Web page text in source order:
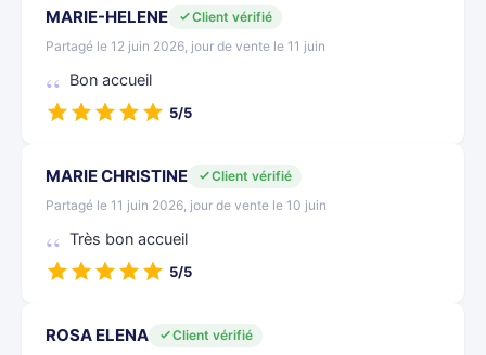
MARIE-HELENE
Client vérifié
Partagé le 12 juin 2026, jour de vente le 11 juin
Bon accueil
5/5
MARIE CHRISTINE
Client vérifié
Partagé le 11 juin 2026, jour de vente le 10 juin
Très bon accueil
5/5
ROSA ELENA
Client vérifié